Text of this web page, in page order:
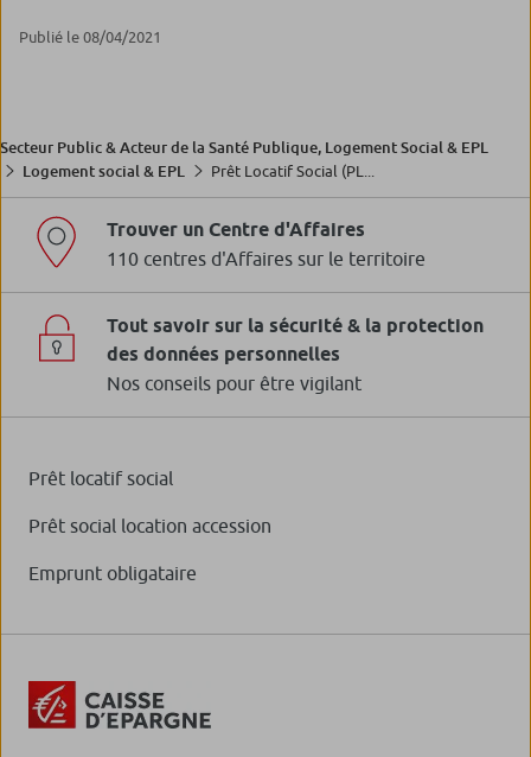
Publié le 08/04/2021
Secteur Public & Acteur de la Santé Publique, Logement Social & EPL
Logement social & EPL
Prêt Locatif Social (PL...
Trouver un Centre d'Affaires
110 centres d'Affaires sur le territoire
Tout savoir sur la sécurité & la protection
des données personnelles
Nos conseils pour être vigilant
Prêt locatif social
Prêt social location accession
Emprunt obligataire